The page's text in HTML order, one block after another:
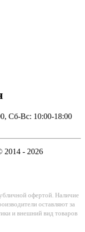
Сб-Вс: 10:00-18:00
2014 - 2026
офертой. Наличие
оставляют за
и внешний вид товаров